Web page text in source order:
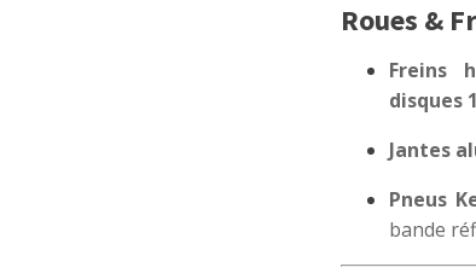
Roues &
Freins
disques
Jantes
Pneus
bande